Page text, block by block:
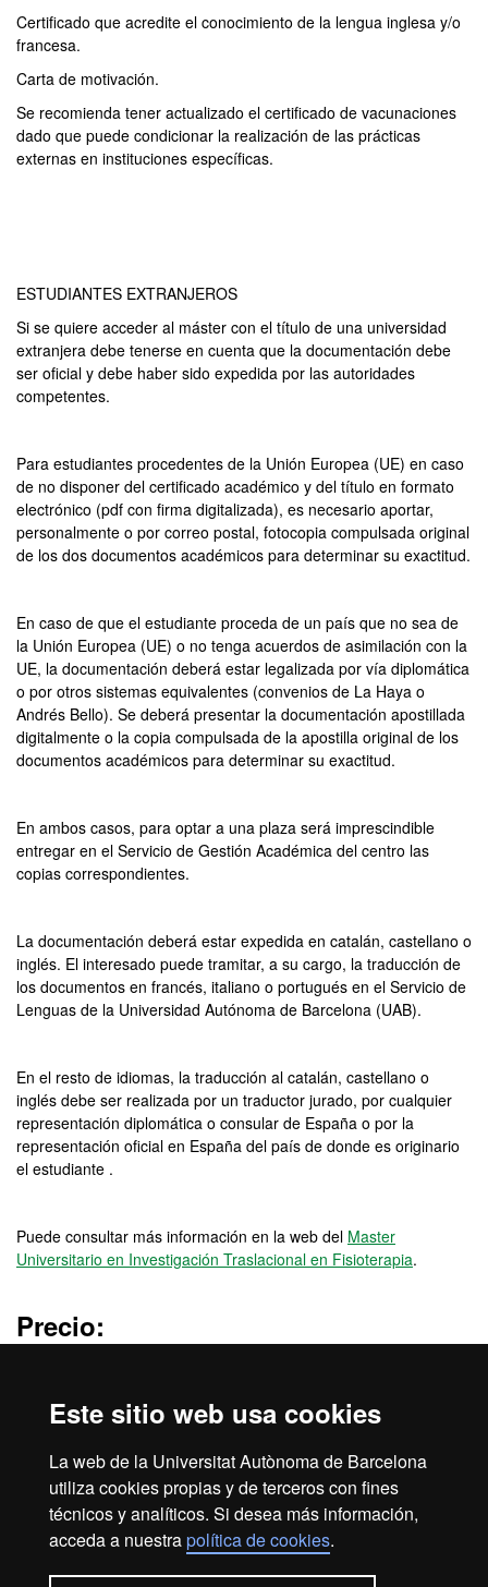
Este sitio web usa cookies
La web de la Universitat Autònoma de Barcelona
utiliza cookies propias y de terceros con fines
técnicos y analíticos. Si desea más información,
acceda a nuestrapolítica de cookies.
Certificado que acredite el conocimiento de la lengua inglesa y/o
francesa.
Carta de motivación.
Se recomienda tener actualizado el certificado de vacunaciones
dado que puede condicionar la realización de las prácticas
externas en instituciones específicas.
ESTUDIANTES EXTRANJEROS
Si se quiere acceder al máster con el título de una universidad
extranjera debe tenerse en cuenta que la documentación debe
ser oficial y debe haber sido expedida por las autoridades
competentes.
Para estudiantes procedentes de la Unión Europea (UE) en caso
de no disponer del certificado académico y del título en formato
electrónico (pdf con firma digitalizada), es necesario aportar,
personalmente o por correo postal, fotocopia compulsada original
de los dos documentos académicos para determinar su exactitud.
En caso de que el estudiante proceda de un país que no sea de
la Unión Europea (UE) o no tenga acuerdos de asimilación con la
UE, la documentación deberá estar legalizada por vía diplomática
o por otros sistemas equivalentes (convenios de La Haya o
Andrés Bello). Se deberá presentar la documentación apostillada
digitalmente o la copia compulsada de la apostilla original de los
documentos académicos para determinar su exactitud.
En ambos casos, para optar a una plaza será imprescindible
entregar en el Servicio de Gestión Académica del centro las
copias correspondientes.
La documentación deberá estar expedida en catalán, castellano o
inglés. El interesado puede tramitar, a su cargo, la traducción de
los documentos en francés, italiano o portugués en el Servicio de
Lenguas de la Universidad Autónoma de Barcelona (UAB).
En el resto de idiomas, la traducción al catalán, castellano o
inglés debe ser realizada por un traductor jurado, por cualquier
representación diplomática o consular de España o por la
representación oficial en España del país de donde es originario
el estudiante .
Puede consultar más información en la web del Master
Universitario en Investigación Traslacional en Fisioterapia.
Precio:
Créditos:
60 ECTS